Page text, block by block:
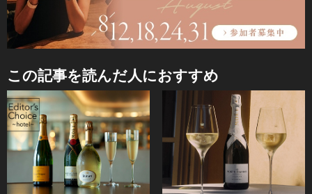
この記事を読んだ人におすすめ